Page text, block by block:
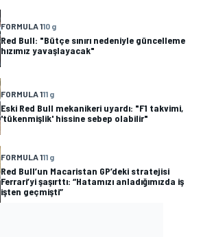
FORMULA 110 g
Red Bull: "Bütçe sınırı nedeniyle güncelleme
hızımız yavaşlayacak"
FORMULA 111 g
Eski Red Bull mekanikeri uyardı: "F1 takvimi,
'tükenmişlik' hissine sebep olabilir"
FORMULA 111 g
Red Bull’un Macaristan GP’deki stratejisi
Ferrari’yi şaşırttı: “Hatamızı anladığımızda iş
işten geçmişti”